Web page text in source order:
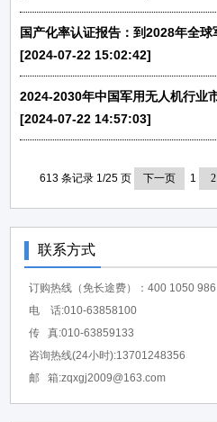
[2024-07-22 15:02:42]
[2024-07-22 14:57:03]
613 条记录 1/25 页 下一页 1 2
联系方式
订购热线（免长途费）：400 1050 986
电 话:010-63858100
传 真:010-63859133
咨询热线(24小时):13701248356
邮 箱:zqxgj2009@163.com